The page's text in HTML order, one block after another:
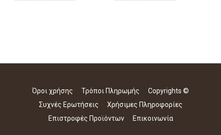
Όροι χρήσης Τρόποι Πληρωμής
Copyrights ©
Συχνές Ερωτήσεις
Χρήσιμες Πληροφορίες
Επιστροφές Προϊόντων
Επικοινωνία